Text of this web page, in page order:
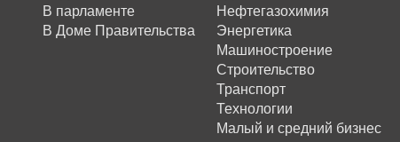
В парламенте
В Доме Правительства
Нефтегазохимия
Энергетика
Машиностроение
Строительство
Транспорт
Технологии
Малый и средний бизнес